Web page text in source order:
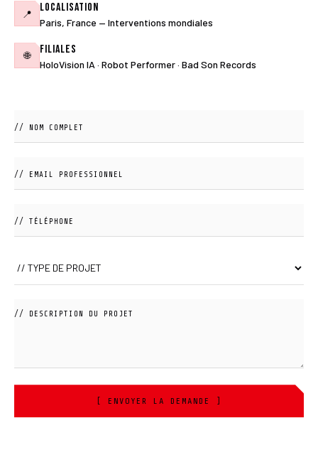
📍 Localisation
Paris, France — Interventions mondiales
🌐 Filiales
HoloVision IA · Robot Performer · Bad Son Records
[ ENVOYER LA DEMANDE ]